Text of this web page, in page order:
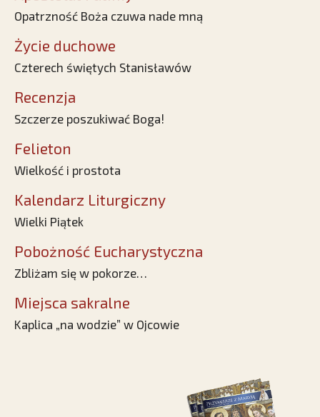
Opatrzność Boża czuwa nade mną
Życie duchowe
Czterech świętych Stanisławów
Recenzja
Szczerze poszukiwać Boga!
Felieton
Wielkość i prostota
Kalendarz Liturgiczny
Wielki Piątek
Pobożność Eucharystyczna
Zbliżam się w pokorze…
Miejsca sakralne
Kaplica „na wodzie” w Ojcowie